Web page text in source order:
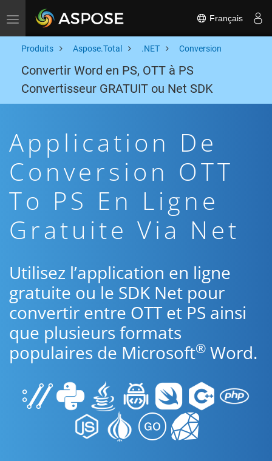
Toggle navigation Français
Produits Aspose.Total .NET Conversion
Convertir Word en PS, OTT à PS
Convertisseur GRATUIT ou Net SDK
Application De
Conversion OTT
To PS En Ligne
Gratuite Via Net
Utilisez l’application en ligne
gratuite ou le SDK Net pour
convertir entre OTT et PS ainsi
que plusieurs formats
populaires de Microsoft® Word.